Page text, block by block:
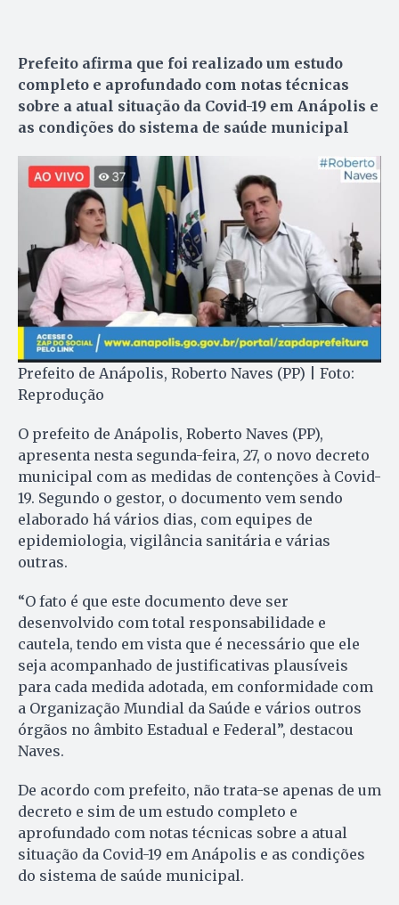
Prefeito afirma que foi realizado um estudo
completo e aprofundado com notas técnicas
sobre a atual situação da Covid-19 em Anápolis e
as condições do sistema de saúde municipal
Prefeito de Anápolis, Roberto Naves (PP) | Foto:
Reprodução
O prefeito de Anápolis, Roberto Naves (PP),
apresenta nesta segunda-feira, 27, o novo decreto
municipal com as medidas de contenções à Covid-
19. Segundo o gestor, o documento vem sendo
elaborado há vários dias, com equipes de
epidemiologia, vigilância sanitária e várias
outras.
“O fato é que este documento deve ser
desenvolvido com total responsabilidade e
cautela, tendo em vista que é necessário que ele
seja acompanhado de justificativas plausíveis
para cada medida adotada, em conformidade com
a Organização Mundial da Saúde e vários outros
órgãos no âmbito Estadual e Federal”, destacou
Naves.
De acordo com prefeito, não trata-se apenas de um
decreto e sim de um estudo completo e
aprofundado com notas técnicas sobre a atual
situação da Covid-19 em Anápolis e as condições
do sistema de saúde municipal.